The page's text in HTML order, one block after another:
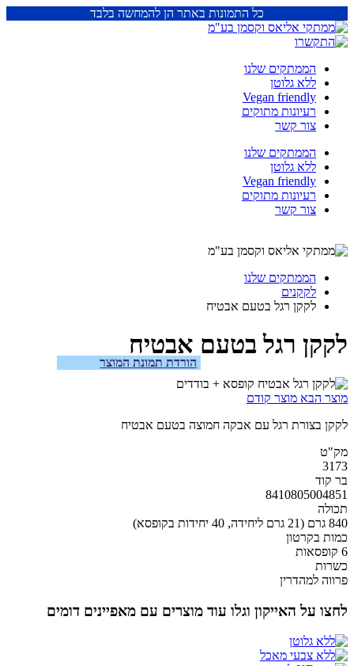
כל התמונות באתר הן להמחשה בלבד
הממתקים שלנו
ללא גלוטן
Vegan friendly
רעיונות מתוקים
צור קשר
הממתקים שלנו
ללא גלוטן
Vegan friendly
רעיונות מתוקים
צור קשר
הממתקים שלנו
לקקנים
לקקן רגל בטעם אבטיח
לקקן רגל בטעם אבטיח
הורדת תמונת המוצר
מוצר הבא מוצר קודם
לקקן בצורת רגל עם אבקה חמוצה בטעם אבטיח
מק"ט
3173
בר קוד
8410805004851
תכולה
840 גרם (21 גרם ליחידה, 40 יחידות בקופסא)
כמות בקרטון
6 קופסאות
כשרות
פרווה למהדרין
לחצו על האייקון וגלו עוד מוצרים עם מאפיינים דומים